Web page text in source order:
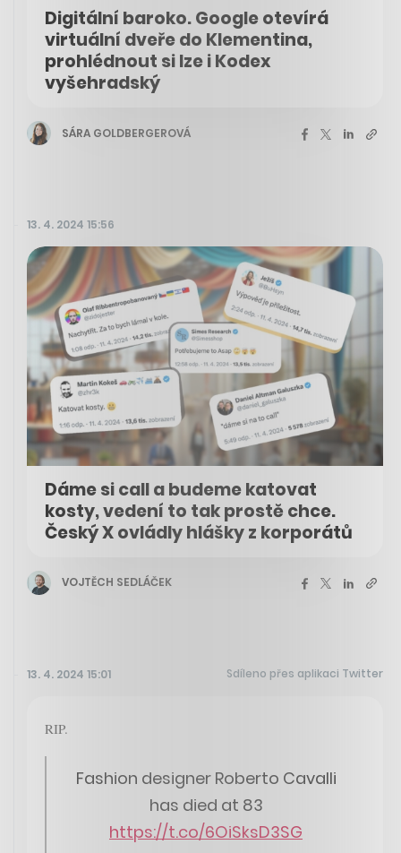
Digitální baroko. Google otevírá
virtuální dveře do Klementina,
prohlédnout si lze i Kodex
vyšehradský
SÁRA GOLDBERGEROVÁ
13. 4. 2024 15:56
Dáme si call a budeme katovat
kosty, vedení to tak prostě chce.
Český X ovládly hlášky z korporátů
VOJTĚCH SEDLÁČEK
13. 4. 2024 15:01 Sdíleno přes aplikaci Twitter
RIP.
Fashion designer Roberto Cavalli
has died at 83
https://t.co/6OiSksD3SG